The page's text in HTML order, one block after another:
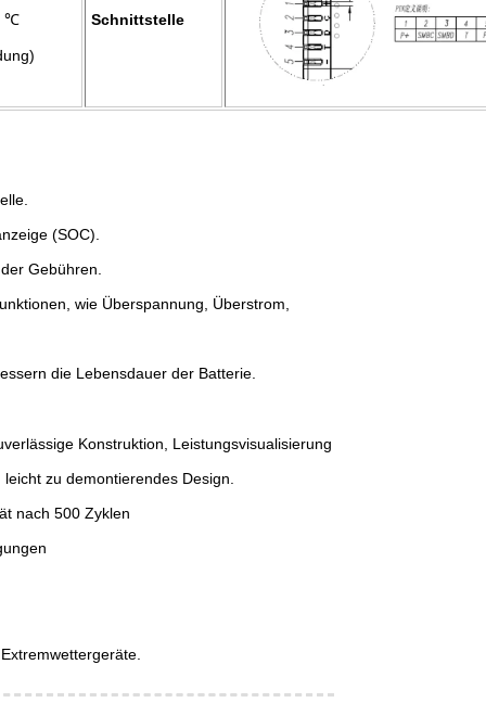
℃ Schnittstelle
(SOC).
Gebühren.
wie Überspannung, Überstrom,
die Lebensdauer der Batterie.
Konstruktion, Leistungsvisualisierung
zu demontierendes Design.
nach 500 Zyklen